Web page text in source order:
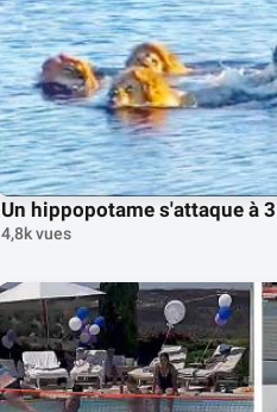
Un hippopotame s'attaque à
4,8k vues